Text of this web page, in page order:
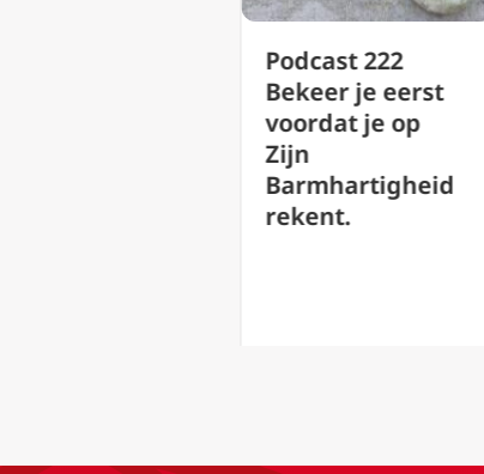
Podcast 222
Bekeer je eerst
voordat je op
Barmhartigheid
rekent.